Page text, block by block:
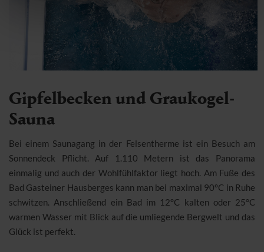
Gipfelbecken und Graukogel-
Sauna
Bei einem Saunagang in der Felsentherme ist ein Besuch am
Sonnendeck Pflicht. Auf 1.110 Metern ist das Panorama
einmalig und auch der Wohlfühlfaktor liegt hoch. Am Fuße des
Bad Gasteiner Hausberges kann man bei maximal 90°C in Ruhe
schwitzen. Anschließend ein Bad im 12°C kalten oder 25°C
warmen Wasser mit Blick auf die umliegende Bergwelt und das
Glück ist perfekt.